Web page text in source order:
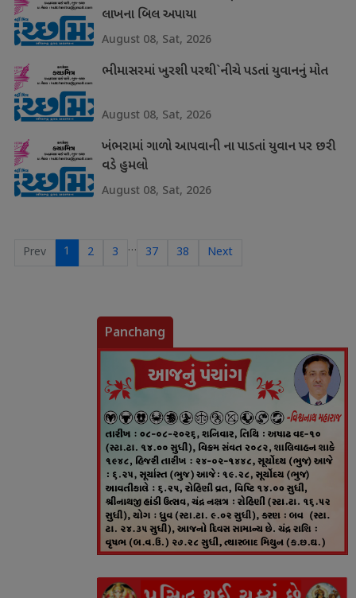
લાખના બિલ અપાયા
August 08, Sat, 2026
ભીમાસરમાં ખુરશી પરથી`નીચે પડતાં યુવાનનું મોત
August 08, Sat, 2026
ખંભરામાં ગાળો આપવાની ના પાડતાં યુવાન પર છરી
વડે હુમલો
August 08, Sat, 2026
Prev 1 2 3 … 37 38 Next
Panchang